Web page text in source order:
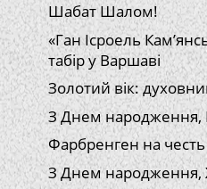
Шабат Шалом!
«Ган Ісроель
табір у Варшаві
Золотий вік:
З Днем народження,
Фарбренген на
З Днем народження,